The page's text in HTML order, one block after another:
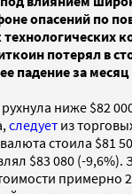
опасений по
потерял в
падение за
ниже $82
следует из
стоила $81
$83 080 (-9,6%).
примерно